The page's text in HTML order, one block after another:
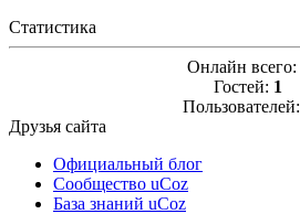
Статистика
Онлайн всего:
Гостей: 1
Пользователей:
Друзья сайта
Официальный блог
Сообщество uCoz
База знаний uCoz